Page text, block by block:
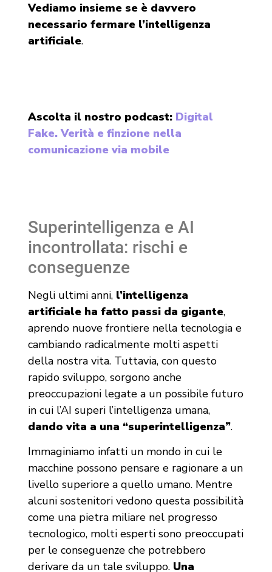
Vediamo insieme se è davvero
necessario fermare l’intelligenza
artificiale.
Ascolta il nostro podcast: Digital
Fake. Verità e finzione nella
comunicazione via mobile
Superintelligenza e AI
incontrollata: rischi e
conseguenze
Negli ultimi anni, l’intelligenza
artificiale ha fatto passi da gigante,
aprendo nuove frontiere nella tecnologia e
cambiando radicalmente molti aspetti
della nostra vita. Tuttavia, con questo
rapido sviluppo, sorgono anche
preoccupazioni legate a un possibile futuro
in cui l’AI superi l’intelligenza umana,
dando vita a una “superintelligenza”.
Immaginiamo infatti un mondo in cui le
macchine possono pensare e ragionare a un
livello superiore a quello umano. Mentre
alcuni sostenitori vedono questa possibilità
come una pietra miliare nel progresso
tecnologico, molti esperti sono preoccupati
per le conseguenze che potrebbero
derivare da un tale sviluppo. Una